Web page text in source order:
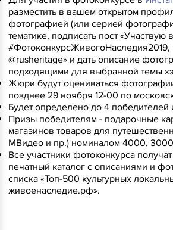
разместить в вашем открытом
фотографией (или серией
тематике, подписать пост «Участвую в
@rusheritage» и дать описание
подходящими для выбранной темы
Жюри будут оцениваться
позднее 29 ноября 12-00 по
Будет определено до 4 победителей
Призы победителям - подарочные
магазинов товаров для
МВидео и пр.) номиналом 4000,
Все участники фотоконкурса
печатный каталог с описаниями и
списка «Топ-500 культурных
живоенаследие.рф».